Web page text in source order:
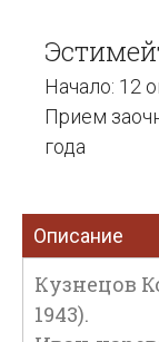
Начало: 12
Прием
года
Описание
Кузнецов
1943).